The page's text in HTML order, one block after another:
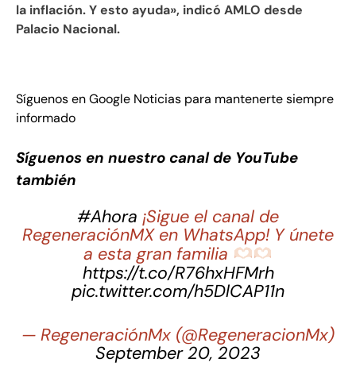
la inflación. Y esto ayuda», indicó AMLO desde
Palacio Nacional.
Síguenos en Google Noticias para mantenerte siempre
informado
Síguenos en nuestro canal de YouTube
también
#Ahora ¡Sigue el canal de
RegeneraciónMX en WhatsApp! Y únete
a esta gran familia
https://t.co/R76hxHFMrh
pic.twitter.com/h5DlCAP11n
— RegeneraciónMx (@RegeneracionMx)
September 20, 2023